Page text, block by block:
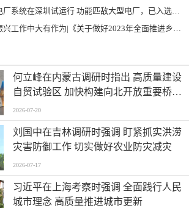
统在深圳试运行 功能匹敌大型电厂，已入选国际典型案例
有作为|《关于做好2023年全面推进乡村振兴重点工作的意见》发布
何立峰在内蒙古调研时指出 高质量建设
自贸试验区 加快构建向北开放重要桥头
堡
2026-07-20
刘国中在吉林调研时强调 盯紧抓实洪涝
灾害防御工作 切实做好农业防灾减灾
2026-07-17
习近平在上海考察时强调 全面践行人民
城市理念 高质量推进城市更新